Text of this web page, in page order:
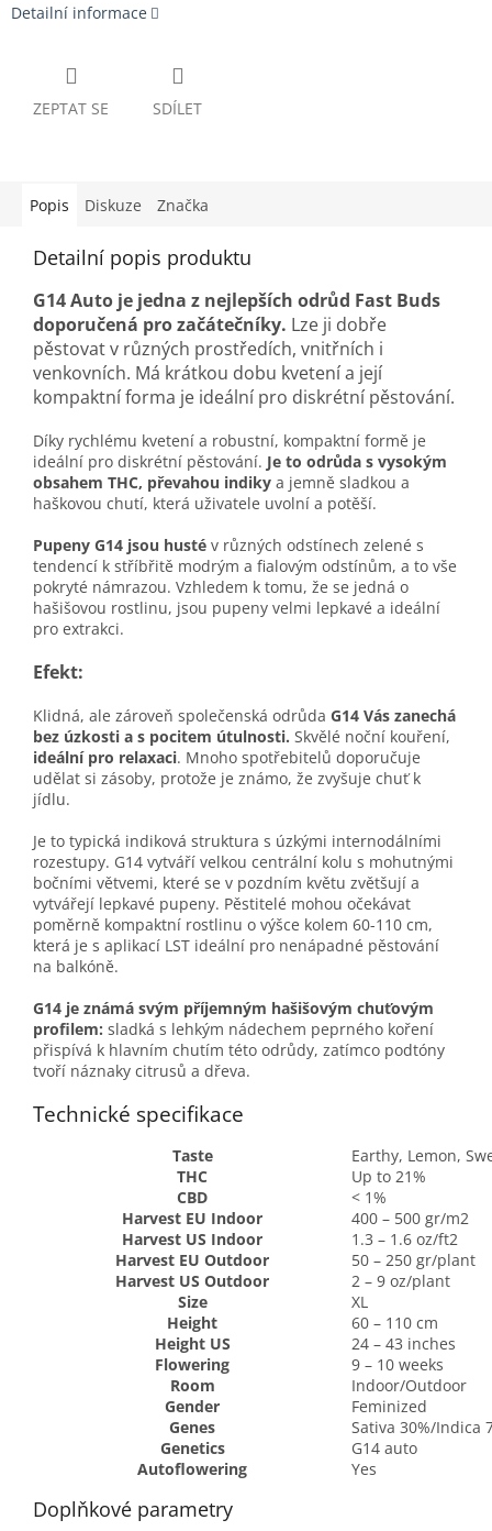
Detailní informace
ZEPTAT SE SDÍLET
Popis Diskuze Značka
Detailní popis produktu
G14 Auto je jedna z nejlepších odrůd Fast Buds
doporučená pro začátečníky. Lze ji dobře
pěstovat v různých prostředích, vnitřních i
venkovních. Má krátkou dobu kvetení a její
kompaktní forma je ideální pro diskrétní pěstování.
Díky rychlému kvetení a robustní, kompaktní formě je
ideální pro diskrétní pěstování. Je to odrůda s vysokým
obsahem THC, převahou indiky a jemně sladkou a
haškovou chutí, která uživatele uvolní a potěší.
Pupeny G14 jsou husté v různých odstínech zelené s
tendencí k stříbřitě modrým a fialovým odstínům, a to vše
pokryté námrazou. Vzhledem k tomu, že se jedná o
hašišovou rostlinu, jsou pupeny velmi lepkavé a ideální
pro extrakci.
Efekt:
Klidná, ale zároveň společenská odrůda G14 Vás zanechá
bez úzkosti a s pocitem útulnosti. Skvělé noční kouření,
ideální pro relaxaci. Mnoho spotřebitelů doporučuje
udělat si zásoby, protože je známo, že zvyšuje chuť k
jídlu.
Je to typická indiková struktura s úzkými internodálními
rozestupy. G14 vytváří velkou centrální kolu s mohutnými
bočními větvemi, které se v pozdním květu zvětšují a
vytvářejí lepkavé pupeny. Pěstitelé mohou očekávat
poměrně kompaktní rostlinu o výšce kolem 60-110 cm,
která je s aplikací LST ideální pro nenápadné pěstování
na balkóně.
G14 je známá svým příjemným hašišovým chuťovým
profilem: sladká s lehkým nádechem peprného koření
přispívá k hlavním chutím této odrůdy, zatímco podtóny
tvoří náznaky citrusů a dřeva.
Technické specifikace
Taste
Earthy, Lemon,
THC
Up to 21%
CBD
< 1%
Harvest EU Indoor
400 – 500 gr/m2
Harvest US Indoor
1.3 – 1.6 oz/ft2
Harvest EU Outdoor
50 – 250 gr/plant
Harvest US Outdoor
2 – 9 oz/plant
Size
XL
Height
60 – 110 cm
Height US
24 – 43 inches
Flowering
9 – 10 weeks
Room
Indoor/Outdoor
Gender
Feminized
Genes
Sativa 30%/Indica
Genetics
G14 auto
Autoflowering
Yes
Doplňkové parametry